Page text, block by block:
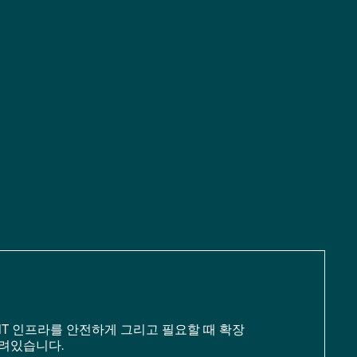
인프라를 안전하게 그리고 필요할 때 확장
있습니다.